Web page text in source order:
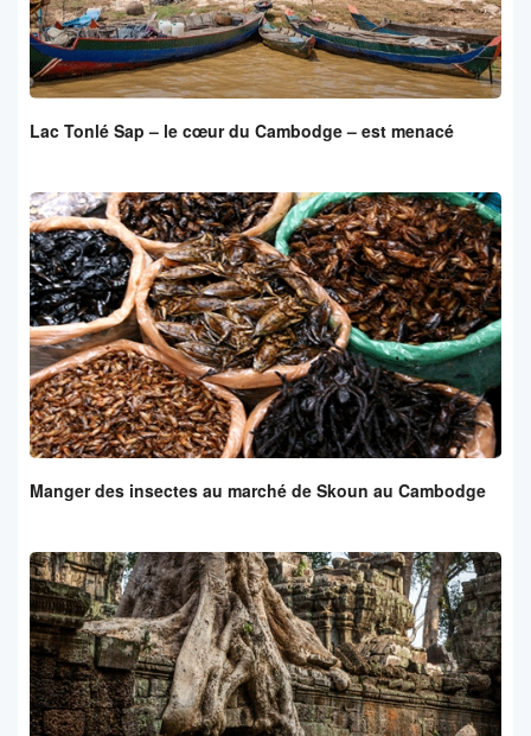
Lac Tonlé Sap – le cœur du Cambodge – est menacé
Manger des insectes au marché de Skoun au Cambodge